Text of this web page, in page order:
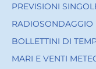
PREVISIONI
RADIOSONDAGGIO
BOLLETTINI DI
MARI E VENTI